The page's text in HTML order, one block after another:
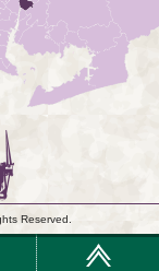
Reserved.